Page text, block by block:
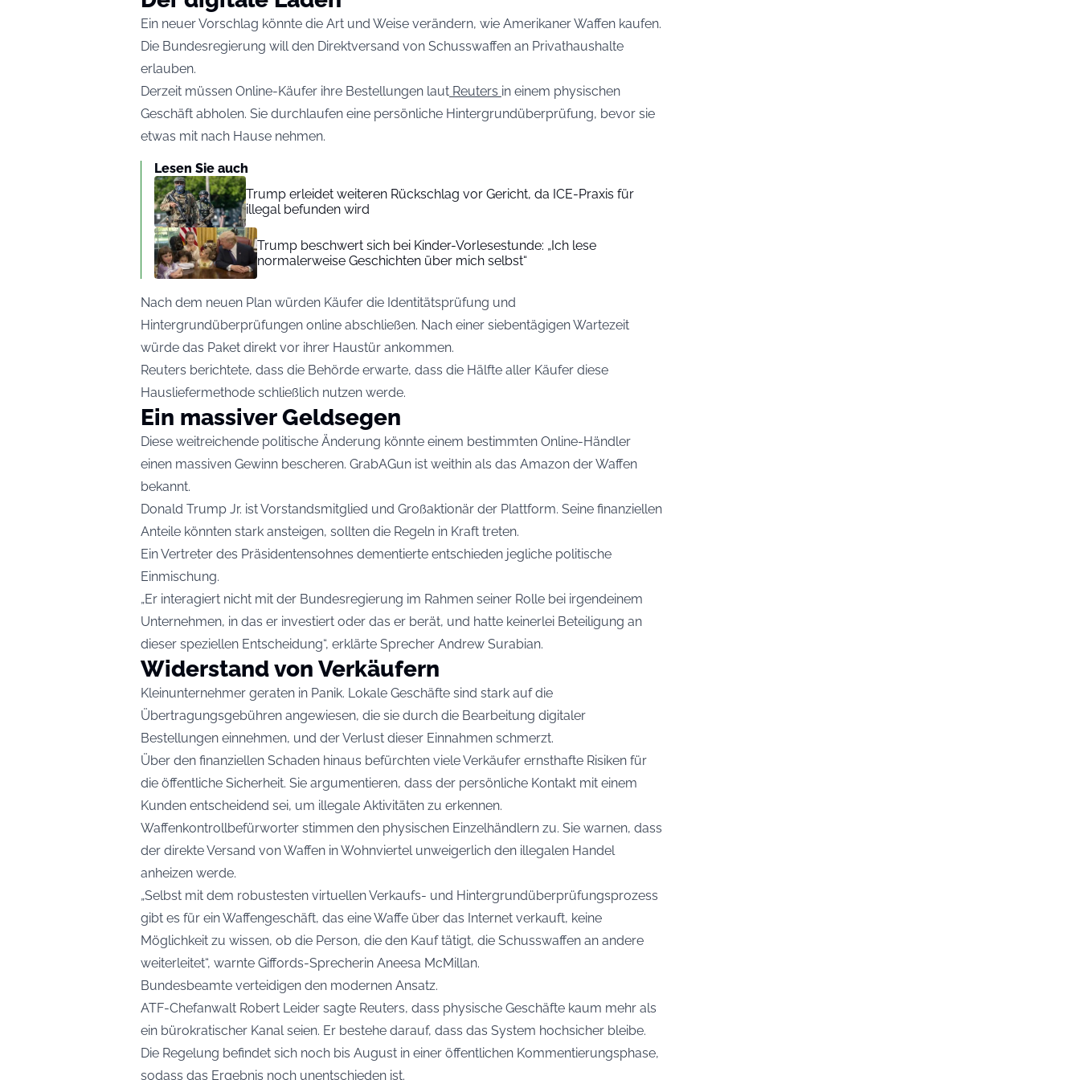
Ein neuer Vorschlag könnte die Art und Weise verändern, wie Amerikaner Waffen kaufen.
Die Bundesregierung will den Direktversand von Schusswaffen an Privathaushalte
erlauben.
Derzeit müssen Online-Käufer ihre Bestellungen laut Reuters in einem physischen
Geschäft abholen. Sie durchlaufen eine persönliche Hintergrundüberprüfung, bevor sie
etwas mit nach Hause nehmen.
Lesen Sie auch
Trump erleidet weiteren Rückschlag vor Gericht, da ICE-Praxis für
illegal befunden wird
Trump beschwert sich bei Kinder-Vorlesestunde: „Ich lese
normalerweise Geschichten über mich selbst“
Nach dem neuen Plan würden Käufer die Identitätsprüfung und
Hintergrundüberprüfungen online abschließen. Nach einer siebentägigen Wartezeit
würde das Paket direkt vor ihrer Haustür ankommen.
Reuters berichtete, dass die Behörde erwarte, dass die Hälfte aller Käufer diese
Hausliefermethode schließlich nutzen werde.
Ein massiver Geldsegen
Diese weitreichende politische Änderung könnte einem bestimmten Online-Händler
einen massiven Gewinn bescheren. GrabAGun ist weithin als das Amazon der Waffen
bekannt.
Donald Trump Jr. ist Vorstandsmitglied und Großaktionär der Plattform. Seine finanziellen
Anteile könnten stark ansteigen, sollten die Regeln in Kraft treten.
Ein Vertreter des Präsidentensohnes dementierte entschieden jegliche politische
Einmischung.
„Er interagiert nicht mit der Bundesregierung im Rahmen seiner Rolle bei irgendeinem
Unternehmen, in das er investiert oder das er berät, und hatte keinerlei Beteiligung an
dieser speziellen Entscheidung“, erklärte Sprecher Andrew Surabian.
Widerstand von Verkäufern
Kleinunternehmer geraten in Panik. Lokale Geschäfte sind stark auf die
Übertragungsgebühren angewiesen, die sie durch die Bearbeitung digitaler
Bestellungen einnehmen, und der Verlust dieser Einnahmen schmerzt.
Über den finanziellen Schaden hinaus befürchten viele Verkäufer ernsthafte Risiken für
die öffentliche Sicherheit. Sie argumentieren, dass der persönliche Kontakt mit einem
Kunden entscheidend sei, um illegale Aktivitäten zu erkennen.
Waffenkontrollbefürworter stimmen den physischen Einzelhändlern zu. Sie warnen, dass
der direkte Versand von Waffen in Wohnviertel unweigerlich den illegalen Handel
anheizen werde.
„Selbst mit dem robustesten virtuellen Verkaufs- und Hintergrundüberprüfungsprozess
gibt es für ein Waffengeschäft, das eine Waffe über das Internet verkauft, keine
Möglichkeit zu wissen, ob die Person, die den Kauf tätigt, die Schusswaffen an andere
weiterleitet“, warnte Giffords-Sprecherin Aneesa McMillan.
Bundesbeamte verteidigen den modernen Ansatz.
ATF-Chefanwalt Robert Leider sagte Reuters, dass physische Geschäfte kaum mehr als
ein bürokratischer Kanal seien. Er bestehe darauf, dass das System hochsicher bleibe.
Die Regelung befindet sich noch bis August in einer öffentlichen Kommentierungsphase,
sodass das Ergebnis noch unentschieden ist.